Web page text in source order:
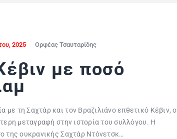
2025 Ορφέας Τσαυταρίδης
με ποσό
τη Σαχτάρ και τον Βραζιλιάνο επθετικό Κέβιν, ο
μεταγραφή στην ιστορία του συλλόγου. Η
της ουκρανικής Σαχτάρ Ντόνετσκ…